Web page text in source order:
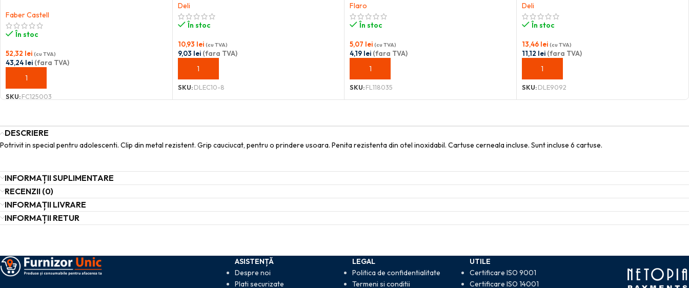
Faber Castell
În stoc
52,32 lei (cu TVA)
43,24 lei (fara TVA)
ADAUGĂ ÎN COȘ
SKU:FC125003
Deli
În stoc
10,93 lei (cu TVA)
9,03 lei(fara TVA)
ADAUGĂ ÎN COȘ
SKU:DLEC10-8
Flaro
În stoc
5,07 lei (cu TVA)
4,19 lei (fara TVA)
ADAUGĂ ÎN COȘ
SKU:FL118035
Deli
În stoc
13,46 lei (cu TVA)
11,12 lei(fara TVA)
ADAUGĂ ÎN COȘ
SKU:DLE9092
DESCRIERE
Potrivit in special pentru adolescenti. Clip din metal rezistent. Grip cauciucat, pentru o prindere usoara. Penita rezistenta din otel inoxidabil. Cartuse cerneala incluse. Sunt incluse 6 cartuse.
INFORMAȚII SUPLIMENTARE
RECENZII (0)
INFORMAȚII LIVRARE
INFORMAȚII RETUR
ASISTENȚĂ
Despre noi
Plati securizate
LEGAL
Politica de confidentialitate
Termeni si conditii
UTILE
Certificare ISO 9001
Certificare ISO 14001